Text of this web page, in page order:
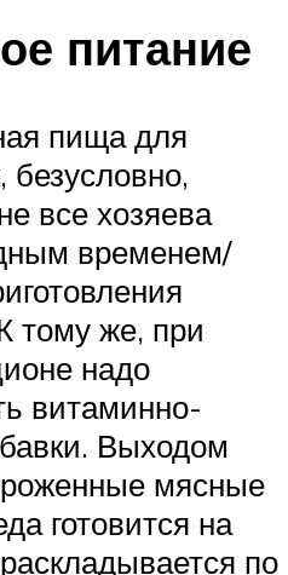
питание
пища для
все хозяева
временем/
тому же, при
надо
витаминно-
Выходом
мясные
готовится на
по